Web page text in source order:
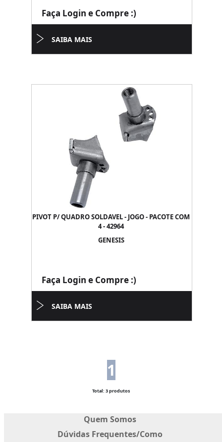
Faça Login e Compre :)
SAIBA MAIS
PIVOT P/ QUADRO SOLDAVEL - JOGO - PACOTE COM
4 - 42964
GENESIS
Faça Login e Compre :)
SAIBA MAIS
1
Total: 3 produtos
Quem Somos
Dúvidas Frequentes/Como